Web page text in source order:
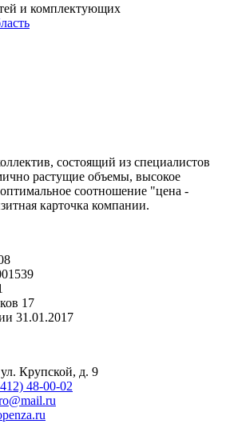
и комплектующих
состоящий из специалистов
растущие объемы, высокое
соотношение "цена -
карточка компании.
17
31.01.2017
Крупской, д. 9
48-00-02